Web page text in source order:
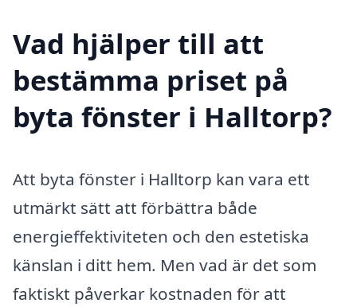
Vad hjälper till att
bestämma priset på
byta fönster i Halltorp?
Att byta fönster i Halltorp kan vara ett
utmärkt sätt att förbättra både
energieffektiviteten och den estetiska
känslan i ditt hem. Men vad är det som
faktiskt påverkar kostnaden för att